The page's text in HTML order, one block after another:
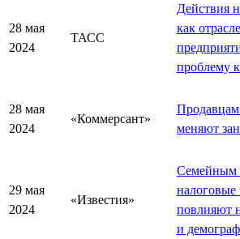
28 мая
2024
ТАСС
Действия
как
проблему
28 мая
2024
«Коммерсант»
Продавцам
меняют
29 мая
2024
«Известия»
Семейным
налоговые
повлияют
и